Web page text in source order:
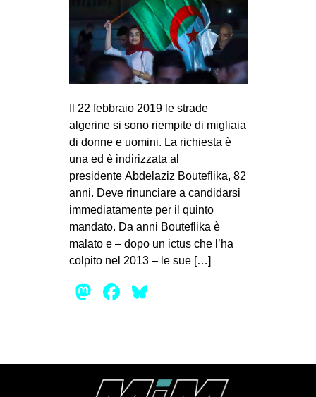
MSM
STUDENTI TSUNAMI
ZAM
MOBILITAZIONI
SPAZI
SPORT POPOLARE
MOVIMENTI
AMBIENTE
ANTIFASCISMO
DIRITTO ALL’ABITARE
GENERI
MIGRAZIONI
STUDENTI
Il 22 febbraio 2019 le strade
algerine si sono riempite di migliaia
di donne e uomini. La richiesta è
una ed è indirizzata al
presidente Abdelaziz Bouteflika, 82
anni. Deve rinunciare a candidarsi
immediatamente per il quinto
mandato. Da anni Bouteflika è
malato e – dopo un ictus che l’ha
colpito nel 2013 – le sue […]
Mastodon
Facebook